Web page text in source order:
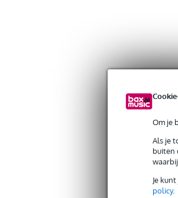
Om je
Als je
buiten
Je
policy.
30